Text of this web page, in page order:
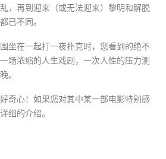
，再到迎来（或无法迎来）黎明和解脱
已不同。
坐在一起打一夜扑克时，您看到的绝不
场浓缩的人生戏剧，一次人性的压力测
。
奇心！如果您对其中某一部电影特别感
细的介绍。